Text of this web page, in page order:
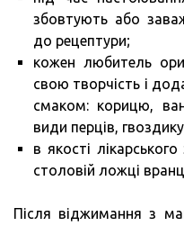
збовтують або
до рецептури;
кожен любитель
свою творчість і
смаком: корицю,
види перців,
в якості
столовій ложці
Після віджимання з